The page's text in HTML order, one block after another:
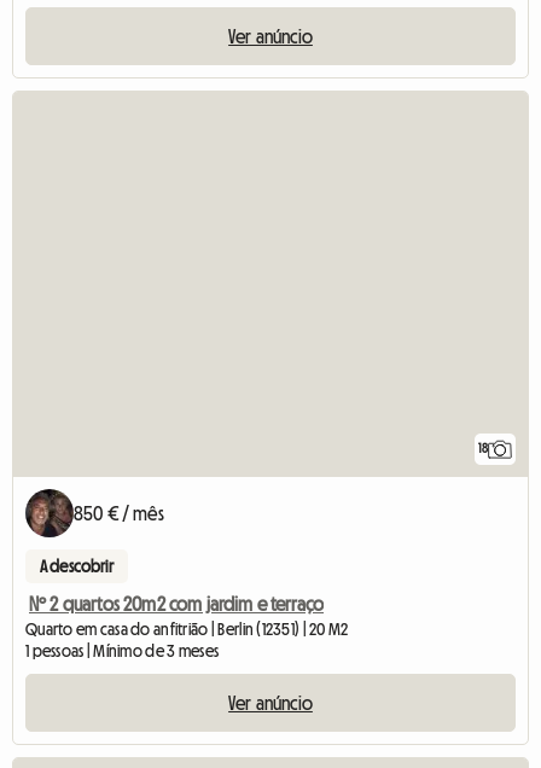
Ver anúncio
18
850 € / mês
A descobrir
Nº 2 quartos 20m2 com jardim e terraço
Quarto em casa do anfitrião | Berlin (12351) | 20 M2
1 pessoas | Mínimo de 3 meses
Ver anúncio